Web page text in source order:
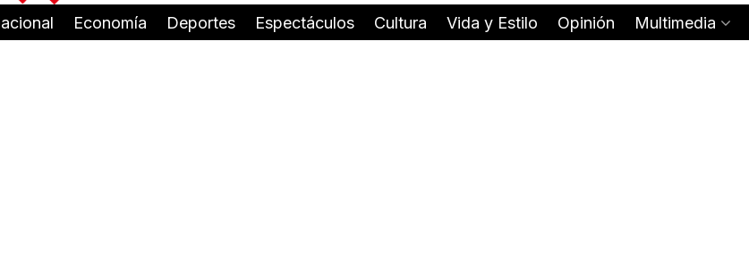
Economía Deportes Espectáculos Cultura Vida y Estilo Opinión Multimedia